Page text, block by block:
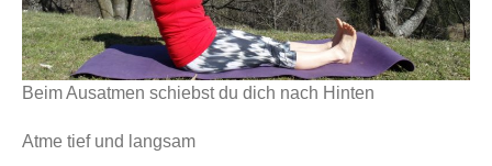
Beim Ausatmen schiebst du dich nach Hinten
Atme tief und langsam